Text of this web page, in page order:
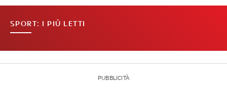
SPORT: I PIÙ LETTI
PUBBLICITÀ